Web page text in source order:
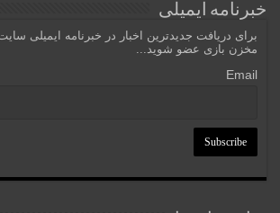
خبرنامه ایمیلی
برای دریافت جدیدترین اخبار در خبرنامه ایمیلی
مخزن بازی عضو شوید...
Email